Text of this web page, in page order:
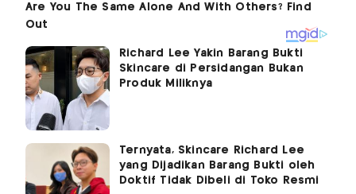
Richard Lee Yakin Barang Bukti
Skincare di Persidangan Bukan
Produk Miliknya
Ternyata, Skincare Richard Lee
yang Dijadikan Barang Bukti oleh
Doktif Tidak Dibeli di Toko Resmi